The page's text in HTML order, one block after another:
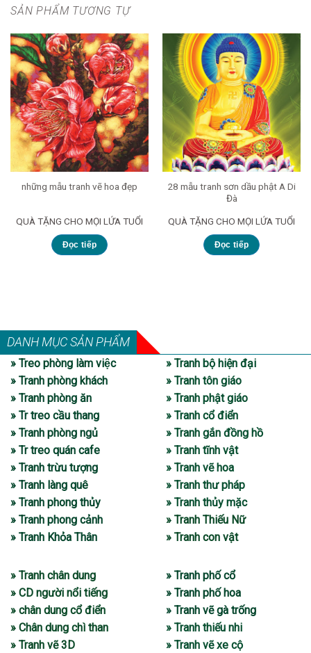
SẢN PHẨM TƯƠNG TỰ
những mẫu tranh vẽ hoa đẹp
QUÀ TẶNG CHO MỌI LỨA TUỔI
Đọc tiếp
28 mẫu tranh sơn dầu phật A Di
Đà
QUÀ TẶNG CHO MỌI LỨA TUỔI
Đọc tiếp
DANH MỤC SẢN PHẨM
» Treo phòng làm việc
» Tranh phòng khách
» Tranh phòng ăn
» Tr treo cầu thang
» Tranh phòng ngủ
» Tr treo quán cafe
» Tranh trừu tượng
» Tranh làng quê
» Tranh phong thủy
» Tranh phong cảnh
» Tranh Khỏa Thân
» Tranh bộ hiện đại
» Tranh tôn giáo
» Tranh phật giáo
» Tranh cổ điển
» Tranh gắn đồng hồ
» Tranh tĩnh vật
» Tranh vẽ hoa
» Tranh thư pháp
» Tranh thủy mặc
» Tranh Thiếu Nữ
» Tranh con vật
» Tranh chân dung
» CD người nổi tiếng
» chân dung cổ điển
» Chân dung chì than
» Tranh vẽ 3D
» Tranh phố cổ
» Tranh phố hoa
» Tranh vẽ gà trống
» Tranh thiếu nhi
» Tranh vẽ xe cộ